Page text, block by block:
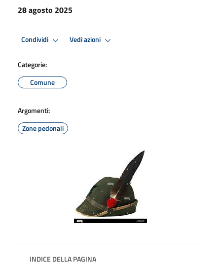
28 agosto 2025
Condividi Vedi azioni
Categorie:
Comune
Argomenti:
Zone pedonali
INDICE DELLA PAGINA